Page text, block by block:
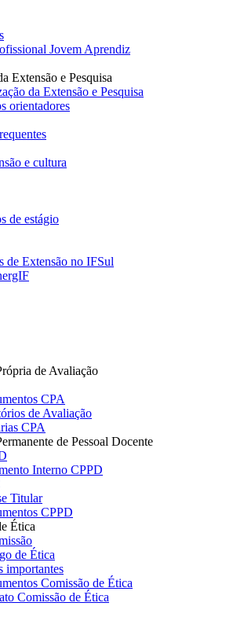
Jovem Aprendiz
Extensão e Pesquisa
da Extensão e Pesquisa
orientadores
e cultura
de estágio
de Extensão no IFSul
de Avaliação
CPA
de Avaliação
CPA
de Pessoal Docente
Interno CPPD
Titular
CPPD
Ética
de Ética
importantes
Comissão de Ética
Comissão de Ética